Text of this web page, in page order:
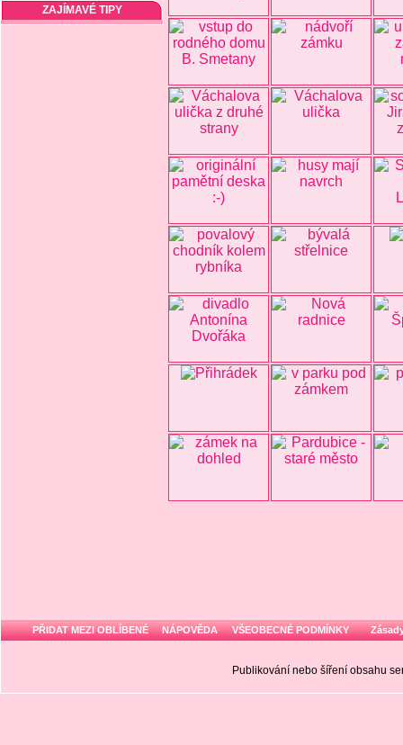
ZAJÍMAVÉ TIPY
PŘIDAT MEZI OBLÍBENÉ NÁPOVĚDA VŠEOBECNÉ PODMÍNKY
Publikování nebo šíření obsahu